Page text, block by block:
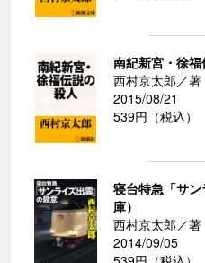
南紀新宮・徐福
西村京太郎／著
2015/08/21
539円（税込）
寝台特急「サ
庫）
西村京太郎／著
2014/09/05